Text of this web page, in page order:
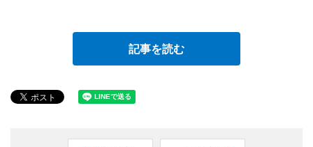
記事を読む